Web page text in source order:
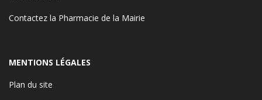
Contactez la Pharmacie de la Mairie
MENTIONS LÉGALES
Plan du site